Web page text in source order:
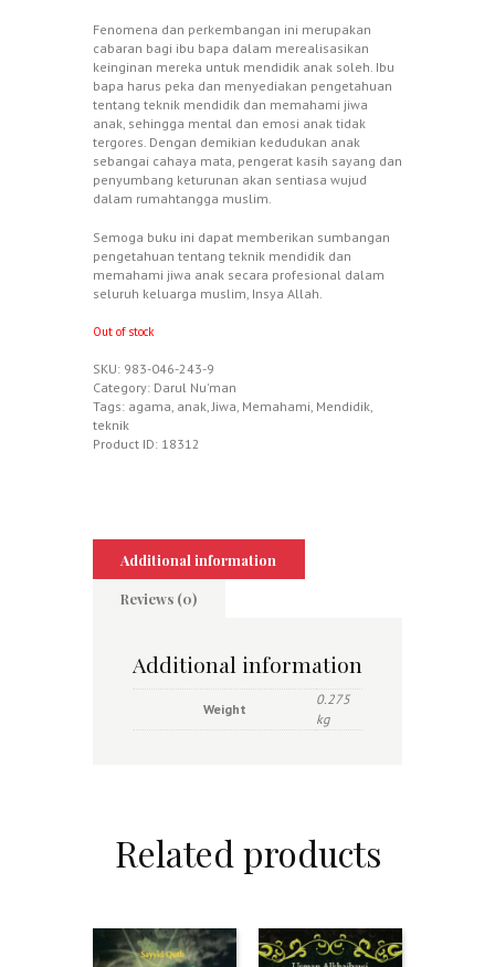
Fenomena dan perkembangan ini merupakan
cabaran bagi ibu bapa dalam merealisasikan
keinginan mereka untuk mendidik anak soleh. Ibu
bapa harus peka dan menyediakan pengetahuan
tentang teknik mendidik dan memahami jiwa
anak, sehingga mental dan emosi anak tidak
tergores. Dengan demikian kedudukan anak
sebangai cahaya mata, pengerat kasih sayang dan
penyumbang keturunan akan sentiasa wujud
dalam rumahtangga muslim.
Semoga buku ini dapat memberikan sumbangan
pengetahuan tentang teknik mendidik dan
memahami jiwa anak secara profesional dalam
seluruh keluarga muslim, Insya Allah.
Out of stock
SKU: 983-046-243-9
Category: Darul Nu'man
Tags: agama, anak,Jiwa, Memahami, Mendidik,
teknik
Product ID: 18312
Additional information
Reviews (0)
Additional information
Weight
0.275
kg
Related products